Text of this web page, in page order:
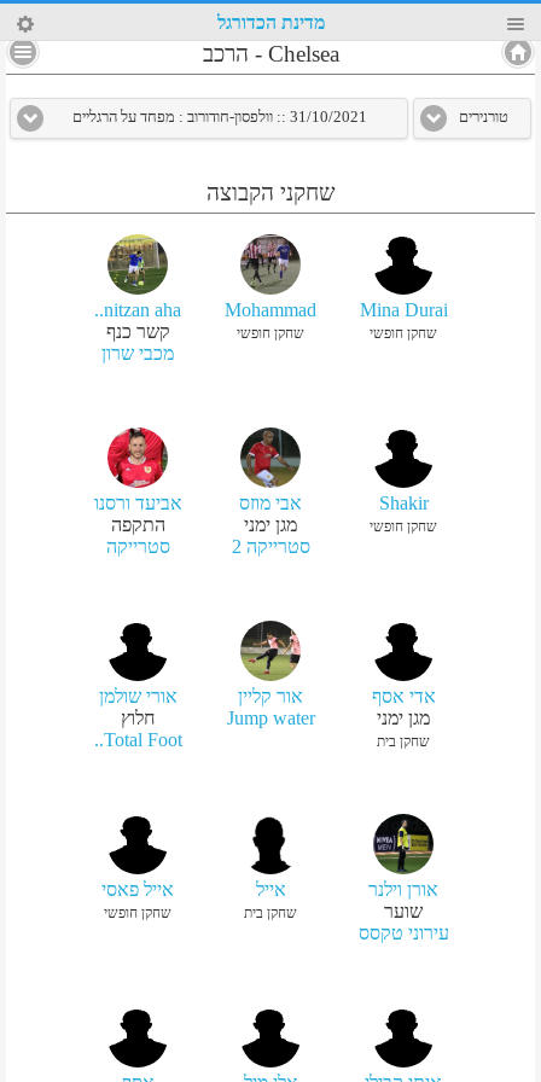
75 מדינת הכדורגל
Chelsea
- הרכב
טורנירים 31/10/2021 :: וולפסון-חודורוב : מפחד על הרגליים
שחקני הקבוצה
Mina Durai
שחקן חופשי
Mohammad
שחקן חופשי
nitzan aha..
קשר כנף
מכבי שרון
Shakir
שחקן חופשי
אבי מוזס
מגן ימני
סטרייקה 2
אביעד ורסנו
התקפה
סטרייקה
אדי אסף
מגן ימני
שחקן בית
אור קליין
Jump water
אורי שולמן
חלוץ
Total Foot..
אורן וילנר
שוער
עירוני טקסס
אייל
שחקן בית
אייל פאסי
שחקן חופשי
4